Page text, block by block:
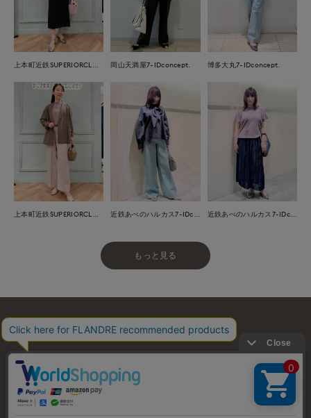
岡山天満屋7-IDconcept. 博多大丸7-IDconcept.
もっと見る
お問い合わせ 利用規約 プライバシーポリシー
特定商取引・古物営業法に基づく表示